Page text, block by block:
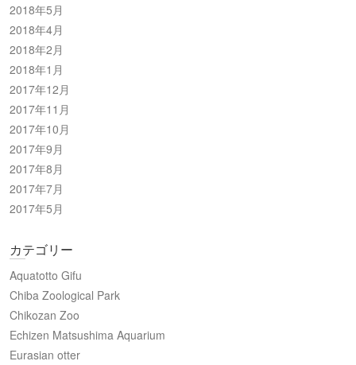
2018年5月
2018年4月
2018年2月
2018年1月
2017年12月
2017年11月
2017年10月
2017年9月
2017年8月
2017年7月
2017年5月
カテゴリー
Aquatotto Gifu
Chiba Zoological Park
Chikozan Zoo
Echizen Matsushima Aquarium
Eurasian otter